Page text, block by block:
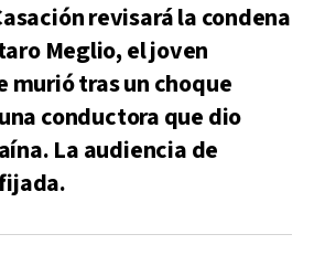
revisará la condena
Meglio, el joven
murió tras un choque
conductora que dio
La audiencia de